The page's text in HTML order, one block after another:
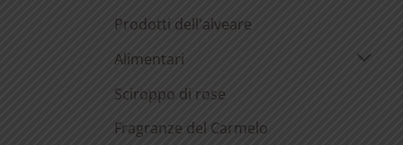
Prodotti dell'alveare
Alimentari
Sciroppo di rose
Fragranze del Carmelo